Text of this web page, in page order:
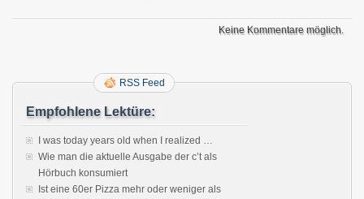
Keine Kommentare möglich.
RSS Feed
Empfohlene Lektüre:
I was today years old when I realized …
Wie man die aktuelle Ausgabe der c’t als
Hörbuch konsumiert
Ist eine 60er Pizza mehr oder weniger als